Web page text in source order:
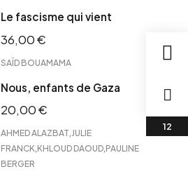
Le fascisme qui vient
36,00€
SAÏD BOUAMAMA
Nous, enfants de Gaza
20,00€
AHMED ALAZBAT JULIE
FRANCK KHLOUD DAOUD PAULINE
BERGER